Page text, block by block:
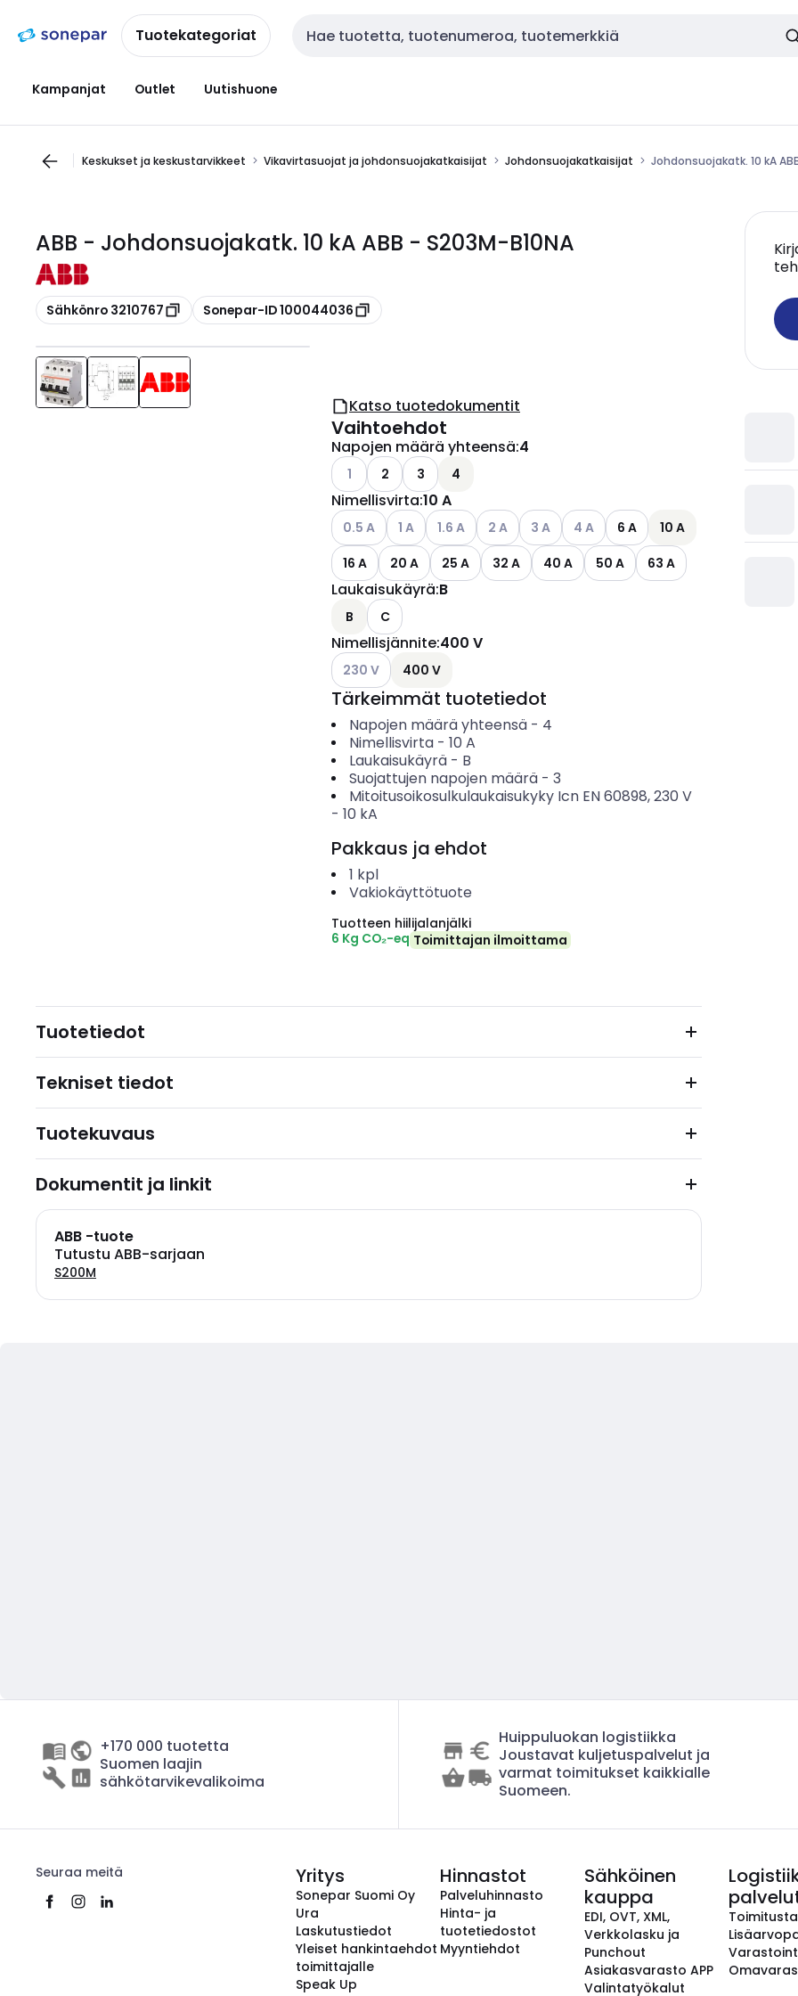
navigointiinsisältöönTuotekategoriat Haku
Kampanjat Outlet Uutishuone
Keskukset ja keskustarvikkeet Vikavirtasuojat ja johdonsuojakatkaisijat Johdonsuojakatkaisijat Johdonsuojakatk. 10 kA
ABB - Johdonsuojakatk. 10 kA ABB - S203M-B10NA
Kopioi
Sähkönro 3210767 Kopioi
Sonepar-ID 100044036
Katso tuotedokumentit
Vaihtoehdot
Napojen määrä yhteensä:4
Katso käytettävissä olevat vaihtoehdot
1 2 3 4
Nimellisvirta:10 A
Katso käytettävissä olevat vaihtoehdot
0.5 A Katso käytettävissä olevat vaihtoehdot
1 A Katso käytettävissä olevat vaihtoehdot
1.6 A Katso käytettävissä olevat vaihtoehdot
2 A Katso käytettävissä olevat vaihtoehdot
3 A Katso käytettävissä olevat
4 A 6 A
10 A
16 A
20 A 25 A 32 A 40 A 50 A 63 A
Laukaisukäyrä:B
B C
Nimellisjännite:400 V
Katso käytettävissä olevat vaihtoehdot
230 V 400 V
Tärkeimmät tuotetiedot
Napojen määrä yhteensä- 4
Nimellisvirta- 10 A
Laukaisukäyrä- B
Suojattujen napojen määrä- 3
Mitoitusoikosulkulaukaisukyky Icn EN 60898, 230 V
- 10 kA
Pakkaus ja ehdot
1 kpl
Vakiokäyttötuote
Tuotteen hiilijalanjälki
6 Kg CO₂-eq Toimittajan ilmoittama
Tuotetiedot
Tekniset tiedot
Tuotekuvaus
Dokumentit ja linkit
ABB -tuote
Tutustu ABB-sarjaan
S200M
+170 000 tuotetta
Suomen laajin
sähkötarvikevalikoima
Huippuluokan logistiikka
Joustavat kuljetuspalvelut ja
varmat toimitukset kaikkialle
Suomeen.
Seuraa meitä Yritys
Sonepar Suomi Oy
Ura
Laskutustiedot
Yleiset hankintaehdot
toimittajalle
Speak Up
Hinnastot
Palveluhinnasto
Hinta- ja
tuotetiedostot
Myyntiehdot
Sähköinen
kauppa
EDI, OVT, XML,
Verkkolasku ja
Punchout
Asiakasvarasto APP
Valintatyökalut